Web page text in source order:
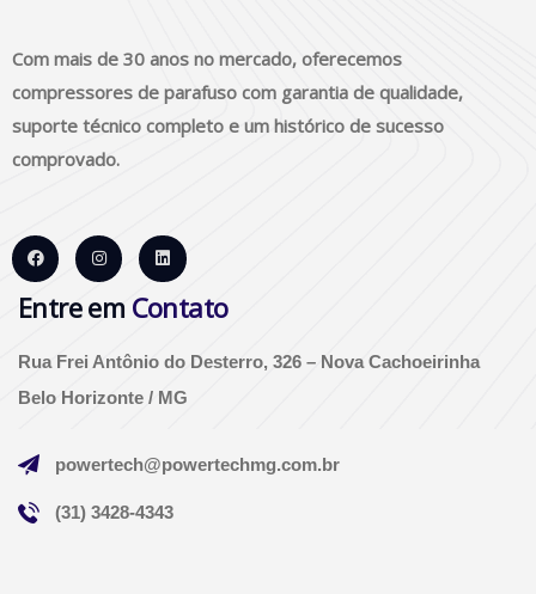
Com mais de 30 anos no mercado, oferecemos
compressores de parafuso com garantia de qualidade,
suporte técnico completo e um histórico de sucesso
comprovado.
Entre em Contato
Rua Frei Antônio do Desterro, 326 – Nova Cachoeirinha
Belo Horizonte / MG
powertech@powertechmg.com.br
(31) 3428-4343